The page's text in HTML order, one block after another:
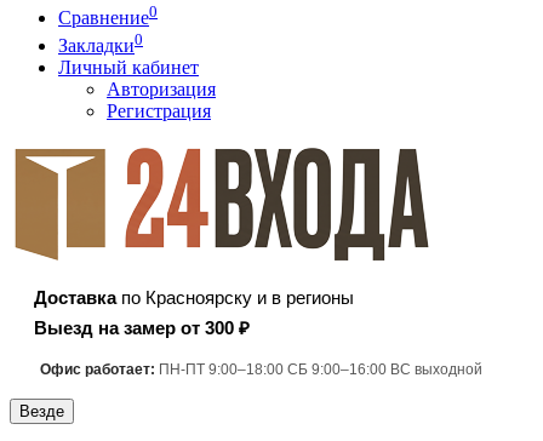
Сравнение0
Закладки0
Личный кабинет
Авторизация
Регистрация
Доставкапо Красноярску и в регионы
Выезд на замер от 300 ₽
Офис работает: ПН-ПТ 9:00–18:00 СБ 9:00–16:00 ВС выходной
Везде